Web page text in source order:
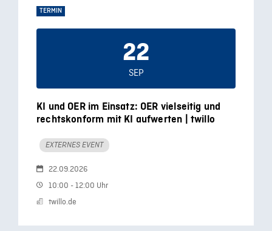
TERMIN
KI und OER im Einsatz: OER vielseitig und
rechtskonform mit KI aufwerten | twillo
EXTERNES EVENT
22.09.2026
10:00 - 12:00 Uhr
twillo.de
22
SEP